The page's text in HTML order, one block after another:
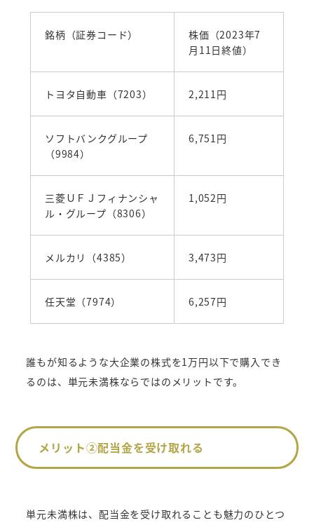
銘柄（証券コード）
株価（2023年7
月11日終値）
トヨタ自動車（7203） 2,211円
ソフトバンクグループ
（9984）
6,751円
三菱ＵＦＪフィナンシャ
ル・グループ（8306）
1,052円
メルカリ（4385） 3,473円
任天堂（7974） 6,257円
誰もが知るような大企業の株式を1万円以下で購入でき
るのは、単元未満株ならではのメリットです。
メリット②配当金を受け取れる
単元未満株は、配当金を受け取れることも魅力のひとつ